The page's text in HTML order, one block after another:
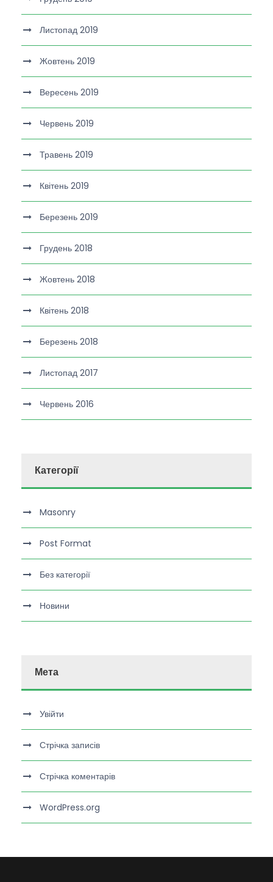
Листопад 2019
Жовтень 2019
Вересень 2019
Червень 2019
Травень 2019
Квітень 2019
Березень 2019
Грудень 2018
Жовтень 2018
Квітень 2018
Березень 2018
Листопад 2017
Червень 2016
Категорії
Masonry
Post Format
Без категорії
Новини
Мета
Увійти
Стрічка записів
Стрічка коментарів
WordPress.org